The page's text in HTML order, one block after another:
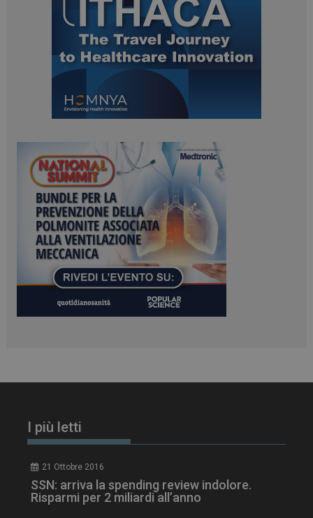
I più letti
21 Ottobre 2016
SSN: arriva la spending review indolore.
Risparmi per 2 miliardi all’anno
ARRAffinitySameSite
Microsoft Corporation
.www.dailyhealthindustry.it
PHPSESSID
www.dailyhealthindustry.it